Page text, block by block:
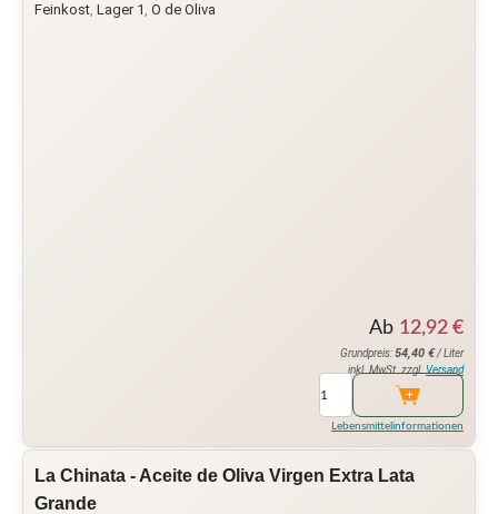
Feinkost, Lager 1 , O de Oliva
Ab 12,92 €
Grundpreis:54,40 €/ Liter
inkl. MwSt. zzgl. Versand
Lebensmittelinformationen
La Chinata - Aceite de Oliva Virgen Extra Lata
Grande